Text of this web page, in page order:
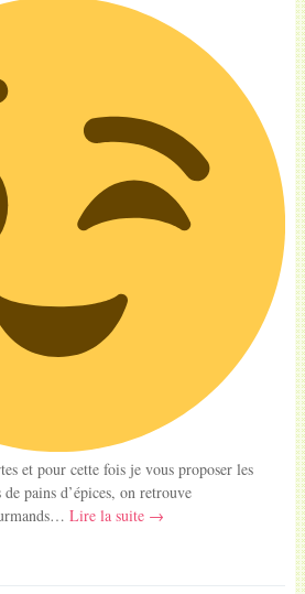
et pour cette fois je vous proposer les
pains d’épices, on retrouve
Lire la suite →